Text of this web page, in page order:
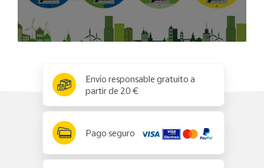
Envío responsable gratuito a
partir de 20 €
Pago seguro